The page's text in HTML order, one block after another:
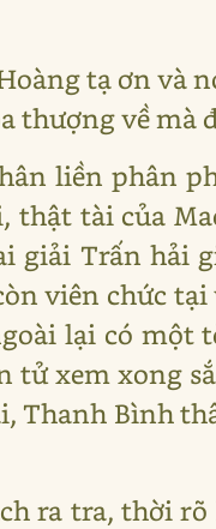
tạ ơn và
thượng về mà
liền phân
tài của
Trấn hải
viên chức
lại có một
tử xem xong
Thanh Bình
ra tra, thời